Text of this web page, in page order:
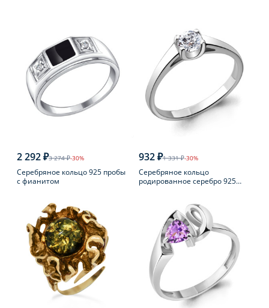
2 292 ₽3 274 ₽-30%
Серебряное кольцо 925 пробы
с фианитом
932 ₽1 331 ₽-30%
Серебряное кольцо
родированное серебро 925